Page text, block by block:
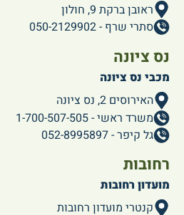
ראובן ברקת 9, חולון
סתרי שרף - 050-2129902
נס ציונה
מכבי נס ציונה
האירוסים 2, נס ציונה
משרד ראשי - 1-700-507-505
גל קיפר - 052-8995897
רחובות
מועדון רחובות
קנטרי מועדון רחובות